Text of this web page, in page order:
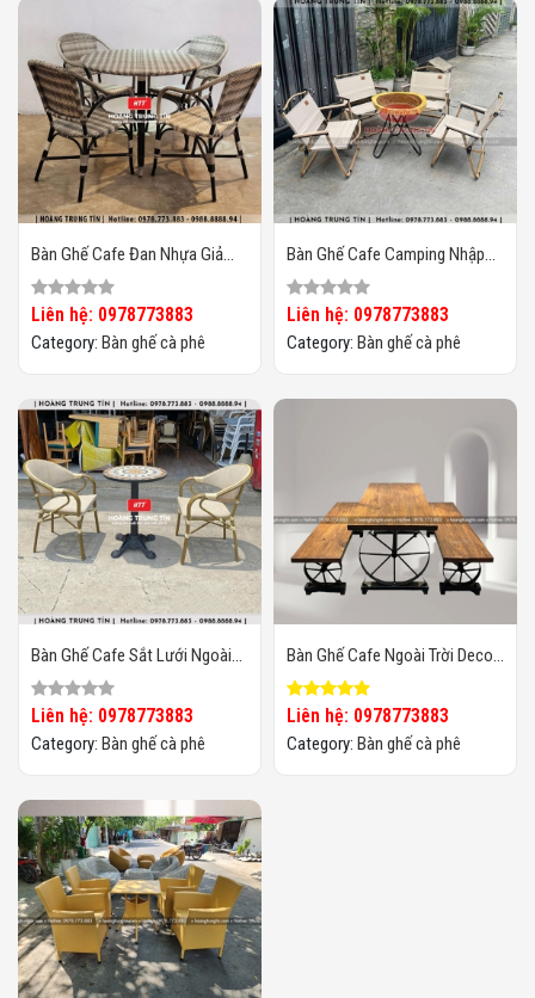
Bàn Ghế Cafe Đan Nhựa Giả
Mây Ngoài Trời HTT01
Liên hệ: 0978773883
Category: Bàn ghế cà phê
Bàn Ghế Cafe Camping Nhập
Khẩu HTT001
Liên hệ: 0978773883
Category: Bàn ghế cà phê
Bàn Ghế Cafe Sắt Lưới Ngoài
Trời HTT001
Liên hệ: 0978773883
Category: Bàn ghế cà phê
Bàn Ghế Cafe Ngoài Trời Decor
Bánh Xe Độc Đáo
Liên hệ: 0978773883
Category: Bàn ghế cà phê